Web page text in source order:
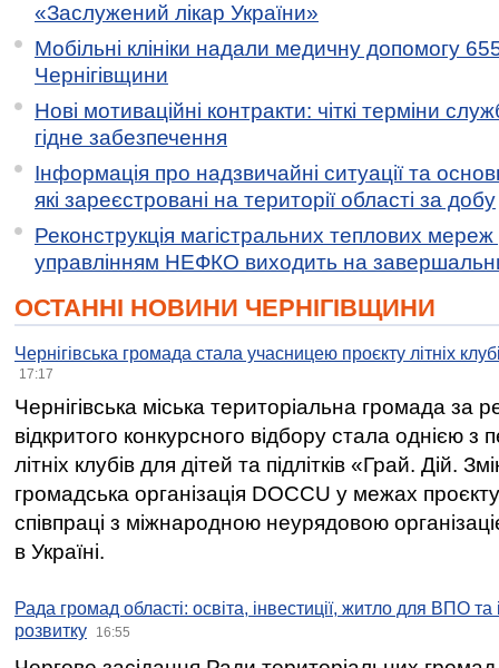
«Заслужений лікар України»
Мобільні клініки надали медичну допомогу
Чернігівщини
Нові мотиваційні контракти: чіткі терміни
гідне забезпечення
Інформація про надзвичайні ситуації та
які зареєстровані на території області за добу
Реконструкція магістральних теплових мереж
управлінням НЕФКО виходить на
ОСТАННІ НОВИНИ ЧЕРНІГІВЩИНИ
Чернігівська громада стала учасницею проєкту літніх
17:17
Чернігівська міська територіальна громада за
відкритого конкурсного відбору стала однією
літніх клубів для дітей та підлітків «Грай. Дій.
громадська організація DOCCU у межах
співпраці з міжнародною неурядовою
в Україні.
Рада громад області: освіта, інвестиції, житло для ВПО
розвитку
16:55